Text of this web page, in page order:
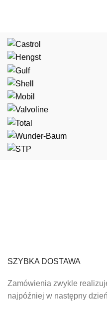
SZYBKA DOSTAWA
Zamówienia zwykle
najpóźniej w następny